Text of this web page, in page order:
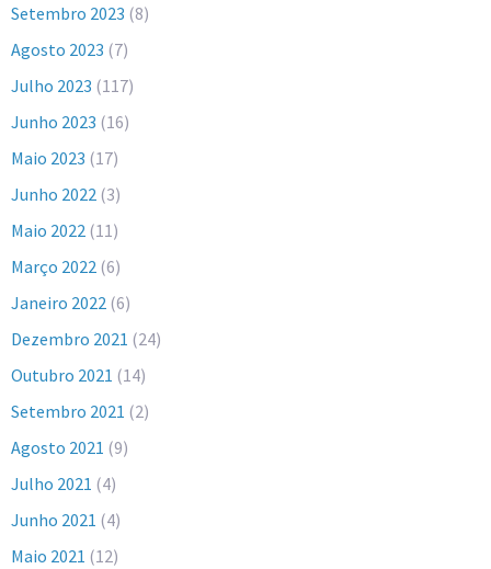
Setembro 2023 (8)
Agosto 2023 (7)
Julho 2023 (117)
Junho 2023 (16)
Maio 2023 (17)
Junho 2022 (3)
Maio 2022 (11)
Março 2022 (6)
Janeiro 2022 (6)
Dezembro 2021 (24)
Outubro 2021 (14)
Setembro 2021 (2)
Agosto 2021 (9)
Julho 2021 (4)
Junho 2021 (4)
Maio 2021 (12)